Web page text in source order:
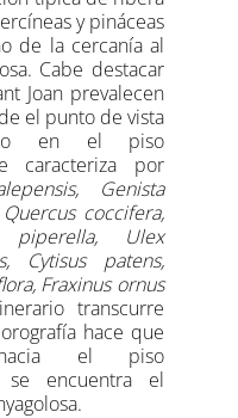
y pináceas
de la cercanía al
Cabe destacar
Joan prevalecen
el punto de vista
en el piso
caracteriza por
Genista
coccifera,
piperella, Ulex
Cytisus patens,
Fraxinus ornus
transcurre
hace que
el piso
se encuentra el